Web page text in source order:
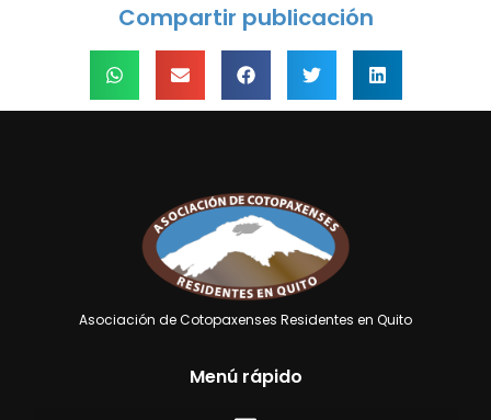
Compartir publicación
Asociación de Cotopaxenses Residentes en Quito
Menú rápido